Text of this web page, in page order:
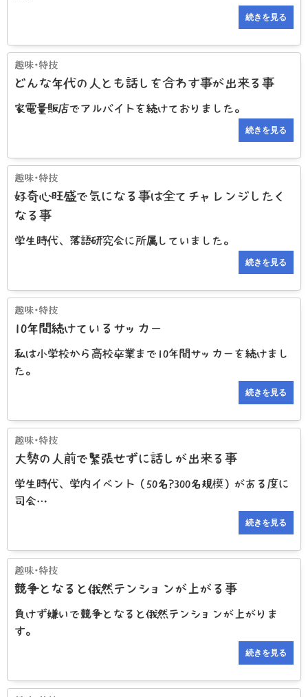
続きを見る
どんな年代の人とも話しを合わす事が出来る事
家電量販店でアルバイトを続けておりました。
続きを見る
好奇心旺盛で気になる事は全てチャレンジしたく
なる事
学生時代、落語研究会に所属していました。
続きを見る
10年間続けているサッカー
私は小学校から高校卒業まで10年間サッカーを続けまし
た。
続きを見る
大勢の人前で緊張せずに話しが出来る事
学生時代、学内イベント（50名?300名規模）がある度に
司会…
続きを見る
競争となると俄然テンションが上がる事
負けず嫌いで競争となると俄然テンションが上がりま
す。
続きを見る